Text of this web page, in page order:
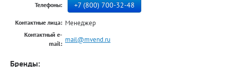
Телефоны: +7 (800) 700-32-48
Контактные лица: Менеджер
Контактный e-
mail: mail@mvend.ru
Бренды: